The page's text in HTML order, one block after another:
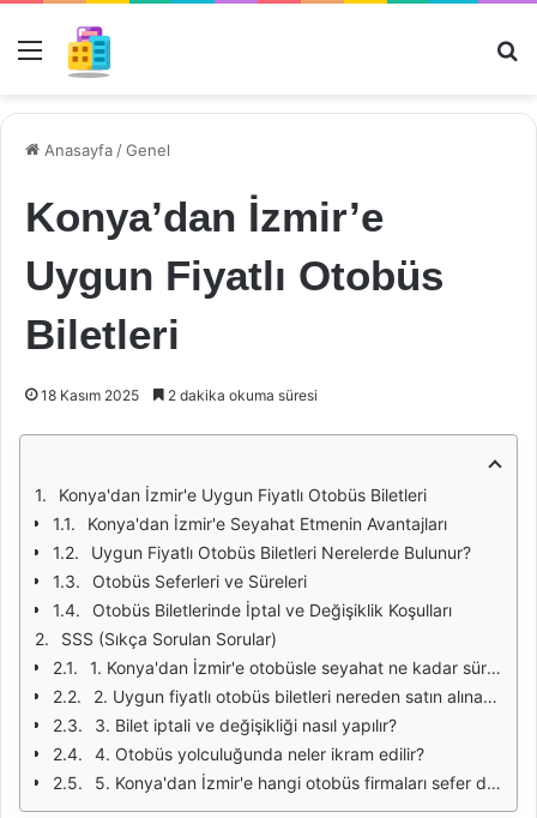
Menü
Anasayfa /Genel
Konya’dan İzmir’e
Uygun Fiyatlı Otobüs
Biletleri
18 Kasım 2025 2 dakika okuma süresi
Konya'dan İzmir'e Uygun Fiyatlı Otobüs Biletleri
Konya'dan İzmir'e Seyahat Etmenin Avantajları
Uygun Fiyatlı Otobüs Biletleri Nerelerde Bulunur?
Otobüs Seferleri ve Süreleri
Otobüs Biletlerinde İptal ve Değişiklik Koşulları
SSS (Sıkça Sorulan Sorular)
1. Konya'dan İzmir'e otobüsle seyahat ne kadar sürer?
2. Uygun fiyatlı otobüs biletleri nereden satın alınabilir?
3. Bilet iptali ve değişikliği nasıl yapılır?
4. Otobüs yolculuğunda neler ikram edilir?
5. Konya'dan İzmir'e hangi otobüs firmaları sefer düzenlemektedir?